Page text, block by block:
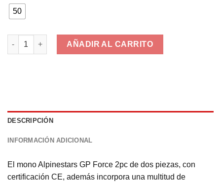
50
Alpinestars GP FORCE 2pc cantidad
AÑADIR AL CARRITO
DESCRIPCIÓN
INFORMACIÓN ADICIONAL
El mono Alpinestars GP Force 2pc de dos piezas, con
certificación CE, además incorpora una multitud de